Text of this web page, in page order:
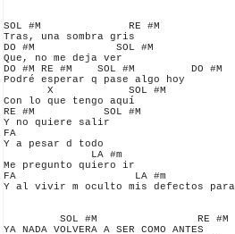
SOL #M              RE #M
Tras, una sombra gris
DO #M             SOL #M
Que, no me deja ver
DO #M RE #M    SOL #M
Podré esperar q pase algo hoy
       X            SOL #M
Con lo que tengo aquí
RE #M           SOL #M
Y no quiere salir
FA
Y a pesar d todo
              LA #m
Me pregunto quiero ir
FA                   LA #m
Y al vivir m oculto mis defectos para
         SOL #M                RE #M
YA NADA VOLVERA A SER COMO ANTES